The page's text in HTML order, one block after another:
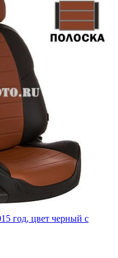
год, цвет черный с